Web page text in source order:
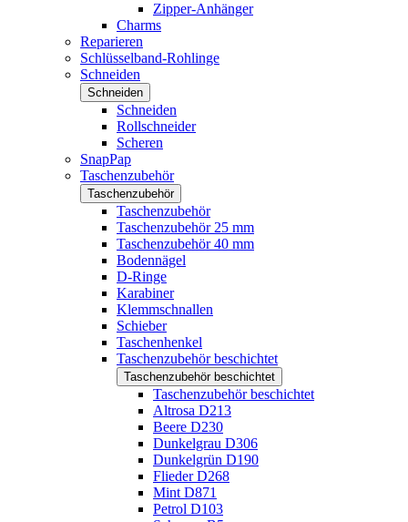
Zipper-Anhänger
Charms
Reparieren
Schlüsselband-Rohlinge
Schneiden
Schneiden
Schneiden
Rollschneider
Scheren
SnapPap
Taschenzubehör
Taschenzubehör
Taschenzubehör
Taschenzubehör 25 mm
Taschenzubehör 40 mm
Bodennägel
D-Ringe
Karabiner
Klemmschnallen
Schieber
Taschenhenkel
Taschenzubehör beschichtet
Taschenzubehör beschichtet
Taschenzubehör beschichtet
Altrosa D213
Beere D230
Dunkelgrau D306
Dunkelgrün D190
Flieder D268
Mint D871
Petrol D103